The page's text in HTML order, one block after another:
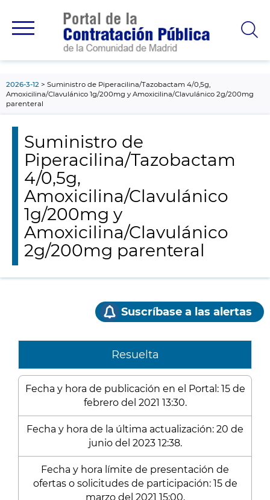
principal
2026-3-12
Suministro de Piperacilina/Tazobactam 4/0,5g,
Amoxicilina/Clavulánico 1g/200mg y Amoxicilina/Clavulánico 2g/200mg
parenteral
Suministro de
Piperacilina/Tazobactam
4/0,5g,
Amoxicilina/Clavulánico
1g/200mg y
Amoxicilina/Clavulánico
2g/200mg parenteral
Suscríbase a las alertas
Resuelta
Fecha y hora de publicación en el Portal: 15 de
febrero del 2021 13:30.
Fecha y hora de la última actualización: 20 de
junio del 2023 12:38.
Fecha y hora límite de presentación de
ofertas o solicitudes de participación: 15 de
marzo del 2021 15:00.